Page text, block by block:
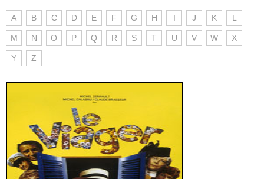
A B C D E F G H I J K L
M N O P Q R S T U V W X
Y Z